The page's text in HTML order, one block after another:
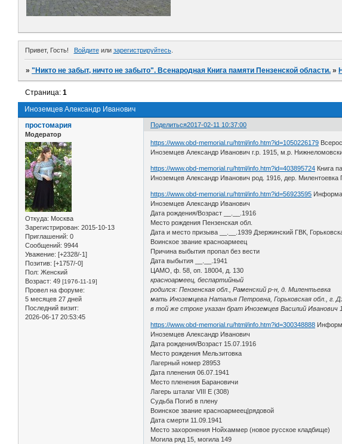
Привет, Гость! Войдитеили зарегистрируйтесь.
»"Никто не забыт, ничто не забыто". Всенародная Книга памяти Пензенской области. »
Иноземцев Александр Иванович
Страница:1
Поделиться2017-02-11 10:37:00
простомария
Модератор
Откуда: Москва
Зарегистрирован: 2015-10-13
Приглашений: 0
Сообщений: 9944
Уважение: [+2328/-1]
Позитив: [+1757/-0]
Пол: Женский
Возраст: 49 [1976-11-19]
Провел на форуме:
5 месяцев 27 дней
Последний визит:
2026-06-17 20:53:45
https://www.obd-memorial.ru/html/info.htm?id=1050226179
Иноземцев Александр Иванович г.р. 1915, м.р.
https://www.obd-memorial.ru/html/info.htm?id=403895724 Книга
Иноземцев Александр Иванович род. 1916, дер. Милентоевка
https://www.obd-memorial.ru/html/info.htm?id=56923595
Иноземцев Александр Иванович
Дата рождения/Возраст __.__.1916
Место рождения Пензенская обл.
Дата и место призыва __.__.1939 Дзержинский ГВК,
Воинское звание красноармеец
Причина выбытия пропал без вести
Дата выбытия __.__.1941
ЦАМО, ф. 58, оп. 18004, д. 130
красноармеец, беспартийный
родился: Пензенская обл., Раменский р-н, д. Милентьевка
мать Иноземцева Наталья Петровна, Горьковская обл., г.
в той же строке указан брат Иноземцев Василий Иванович
https://www.obd-memorial.ru/html/info.htm?id=300348888
Иноземцев Александр Иванович
Дата рождения/Возраст 15.07.1916
Место рождения Мельзитовка
Лагерный номер 28953
Дата пленения 06.07.1941
Место пленения Барановичи
Лагерь шталаг VIII E (308)
Судьба Погиб в плену
Воинское звание красноармеец|рядовой
Дата смерти 11.09.1941
Место захоронения Нойхаммер (новое русское кладбище)
Могила ряд 15, могила 149